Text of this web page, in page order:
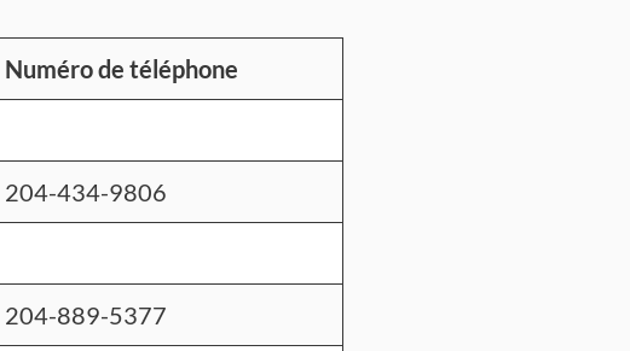
Numéro de téléphone
204-434-9806
204-889-5377